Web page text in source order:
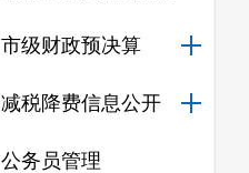
市级财政预决算
减税降费信息公开
公务员管理